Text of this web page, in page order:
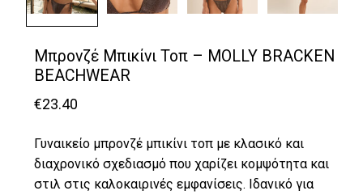
Μπρονζέ Μπικίνι Τοπ – MOLLY BRACKEN
BEACHWEAR
€23.40
Γυναικείο μπρονζέ μπικίνι τοπ με κλασικό και
διαχρονικό σχεδιασμό που χαρίζει κομψότητα και
στιλ στις καλοκαιρινές εμφανίσεις. Ιδανικό για